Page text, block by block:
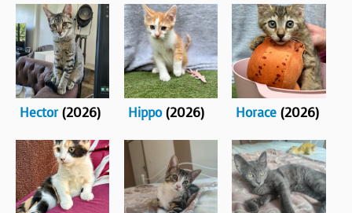
Hector (2026) Hippo (2026) Horace (2026)